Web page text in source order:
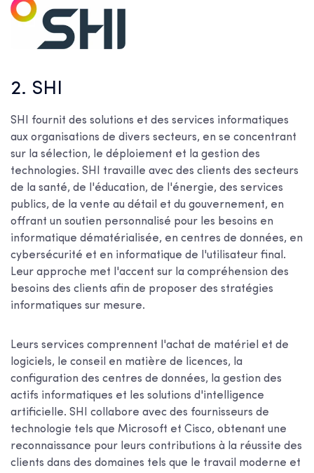
2. SHI
SHI fournit des solutions et des services informatiques
aux organisations de divers secteurs, en se concentrant
sur la sélection, le déploiement et la gestion des
technologies. SHI travaille avec des clients des secteurs
de la santé, de l'éducation, de l'énergie, des services
publics, de la vente au détail et du gouvernement, en
offrant un soutien personnalisé pour les besoins en
informatique dématérialisée, en centres de données, en
cybersécurité et en informatique de l'utilisateur final.
Leur approche met l'accent sur la compréhension des
besoins des clients afin de proposer des stratégies
informatiques sur mesure.
Leurs services comprennent l'achat de matériel et de
logiciels, le conseil en matière de licences, la
configuration des centres de données, la gestion des
actifs informatiques et les solutions d'intelligence
artificielle. SHI collabore avec des fournisseurs de
technologie tels que Microsoft et Cisco, obtenant une
reconnaissance pour leurs contributions à la réussite des
clients dans des domaines tels que le travail moderne et